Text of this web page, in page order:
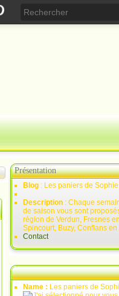
Présentation
Blog : Les paniers de Sophie
Description : Chaque
de saison vous sont
région de Verdun, Fresnes
Spincourt, Buzy, Conflans
Contact
Name : Les paniers de